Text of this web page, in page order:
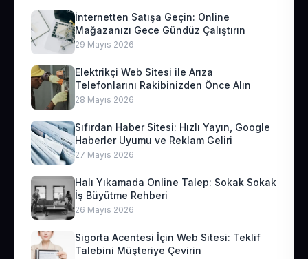
İnternetten Satışa Geçin: Online
Mağazanızı Gece Gündüz Çalıştırın
29 Mayıs 2026
Elektrikçi Web Sitesi ile Arıza
Telefonlarını Rakibinizden Önce Alın
28 Mayıs 2026
Sıfırdan Haber Sitesi: Hızlı Yayın, Google
Haberler Uyumu ve Reklam Geliri
27 Mayıs 2026
Halı Yıkamada Online Talep: Sokak Sokak
İş Büyütme Rehberi
26 Mayıs 2026
Sigorta Acentesi İçin Web Sitesi: Teklif
Talebini Müşteriye Çevirin